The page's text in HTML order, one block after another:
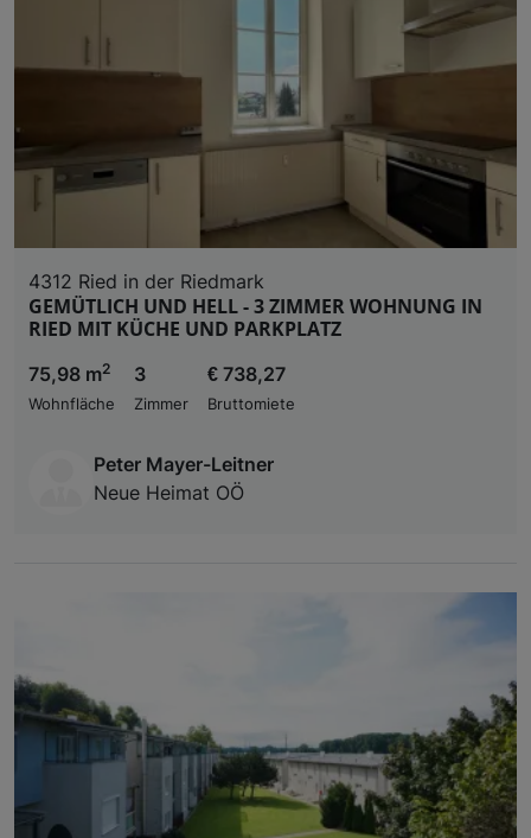
4312 Ried in der Riedmark
GEMÜTLICH UND HELL - 3 ZIMMER WOHNUNG IN
RIED MIT KÜCHE UND PARKPLATZ
75,98 m2
Wohnfläche
3
Zimmer
€ 738,27
Bruttomiete
Peter Mayer-Leitner
Neue Heimat OÖ